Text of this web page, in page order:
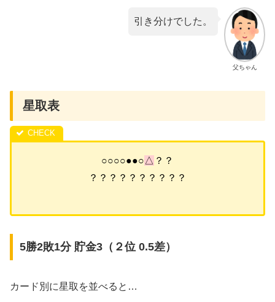
父ちゃん
引き分けでした。
星取表
○○○○●●○△ ？？
？？？？？？？？？？
5勝2敗1分 貯金3（２位 0.5差）
カード別に星取を並べると…